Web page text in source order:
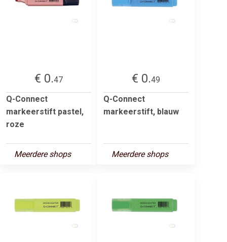
€ 0.47
Q-Connect
markeerstift pastel,
roze
Meerdere shops
€ 0.49
Q-Connect
markeerstift, blauw
Meerdere shops